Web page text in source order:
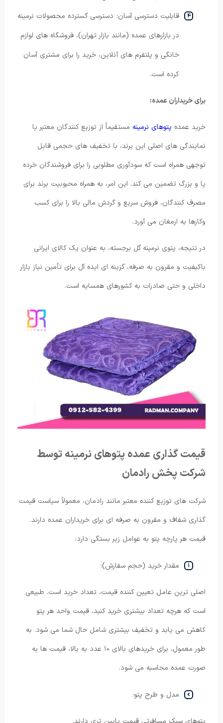
قابلیت دسترسی آسان: دسترسی گسترده محصولات نرمینه
در بازارهای عمده (مانند بازار تهران)، فروشگاه های لوازم
خانگی و پلتفرم های آنلاین، خرید را برای مشتری آسان
کرده است.
برای خریداران عمده:
خرید عمده پتوهای نرمینه مستقیماً از توزیع کنندگان معتبر یا
نمایندگی های اصلی این برند، با تخفیف های حجمی قابل
توجهی همراه است که سودآوری مطلوبی را برای فروشندگان خرده
پا و بزرگ تضمین می کند. این امر، به همراه محبوبیت برند برای
مصرف کنندگان، فروش سریع و گردش مالی بالا را برای کسب
وکارها به ارمغان می آورد.
در نتیجه، پتوی نرمینه گل برجسته، به عنوان یک کالای ایرانی
باکیفیت و مقرون به صرفه، گزینه ای ایده آل برای تأمین نیاز بازار
داخلی و حتی صادرات به کشورهای همسایه است.
قیمت گذاری عمده پتوهای نرمینه توسط
شرکت پخش رادمان
شرکت های توزیع کننده معتبر مانند رادمان، معمولاً سیاست قیمت
گذاری شفاف و مقرون به صرفه ای برای خریداران عمده دارند.
قیمت هر پارچه پتو به عوامل زیر بستگی دارد:
مقدار خرید (حجم سفارش):
اصلی ترین عامل تعیین کننده قیمت، تعداد خرید است. طبیعی
است که هرچه تعداد بیشتری خرید کنید، قیمت واحد هر پتو
کاهش می یابد و تخفیف بیشتری شامل حال شما می شود. به
طور معمول، برای خریدهای بالای ۱۰ عدد به بالا، قیمت ها به
صورت عمده محاسبه می شود.
مدل و طرح پتو: